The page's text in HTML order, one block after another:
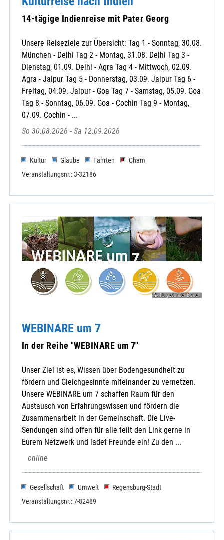
14-tägige Indienreise mit Pater Georg
Unsere Reiseziele zur Übersicht: Tag 1 - Sonntag, 30.08.
München - Delhi Tag 2 - Montag, 31.08. Delhi Tag 3 -
Dienstag, 01.09. Delhi - Agra Tag 4 - Mittwoch, 02.09.
Agra - Jaipur Tag 5 - Donnerstag, 03.09. Jaipur Tag 6 -
Freitag, 04.09. Jaipur - Goa Tag 7 - Samstag, 05.09. Goa
Tag 8 - Sonntag, 06.09. Goa - Cochin Tag 9 - Montag,
07.09. Cochin - ...
So 30.08.2026 - Sa 12.09.2026
Kultur Glaube Fahrten
Cham
Veranstaltungsnr.: 3-32186
© IG gesunder Boden
WEBINARE um 7
In der Reihe "WEBINARE um 7"
Unser Ziel ist es, Wissen über Bodengesundheit zu
fördern und Gleichgesinnte miteinander zu vernetzen.
Unsere WEBINARE um 7 schaffen Raum für den
Austausch von Erfahrungswissen und fördern die
Zusammenarbeit in der Gemeinschaft. Die Live-
Sendungen sind offen für alle teilt den Link gerne in
Eurem Netzwerk und ladet Freunde ein! Zu den ...
online
Gesellschaft Umwelt
Regensburg-Stadt
Veranstaltungsnr.: 7-82489